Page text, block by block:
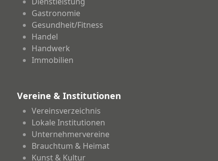
Gastronomie
Gesundheit/Fitness
Handel
Handwerk
Immobilien
Vereine & Institutionen
Vereinsverzeichnis
Lokale Institutionen
Unternehmervereine
Brauchtum & Heimat
Kunst & Kultur